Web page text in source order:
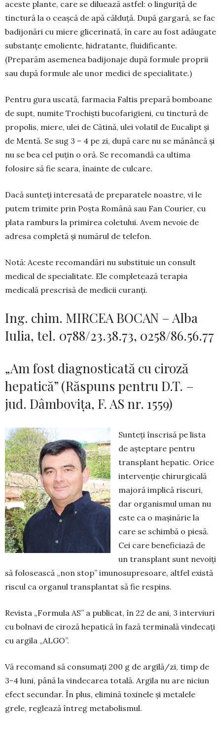
aceste plante, care se diluează astfel: o linguriță de
tinctură la o ceașcă de apă călduță. După gargară, se fac
badijonări cu miere glicerinată, în care au fost adăugate
substanțe emoliente, hidra­tante, fluidificante.
(Preparăm aseme­nea badijonaje după formule proprii
sau după formule ale unor medici de specialitate.)
Pentru gura uscată, farmacia Faltis prepară bom­boane
de supt, numite Trochiști bucofarigieni, cu tinctură de
propolis, miere, ulei de Cătină, ulei volatil de Eucalipt și
de Mentă. Se sug 3 – 4 pe zi, după care nu se mănâncă și
nu se bea cel puțin o oră. Se recomandă ca ultima
folosire să fie seara, înainte de culcare.
Dacă sunteți interesată de preparatele noastre, vi le
putem trimite prin Poșta Română sau Fan Cou­rier, cu
plata ramburs la primirea coletului. Avem nevoie de
adresa completă și numărul de tele­fon.
Notă: Aceste recomandări nu substituie un con­sult
medical de specialitate. Ele completează tera­pia
medicală prescrisă de medicii curanți.
Ing. chim. MIRCEA BOCAN – Alba
Iulia, tel. 0788/23.38.73, 0258/86.56.77
„Am fost diagnosticată cu ciroză
hepatică” (Răspuns pentru D.T. –
jud. Dâmbovița, F. AS nr. 1559)
Sunteți înscrisă pe lista
de așteptare pentru
transplant hepatic. Orice
intervenție chirurgicală
majoră implică riscuri,
dar organismul uman nu
este ca o mașinărie la
care se schimbă o piesă.
Cei care beneficiază de
un transplant sunt nevoiți
să folosească „non stop” imunosupresoare, altfel există
riscul ca organul transplantat să fie respins.
Revista „Formula AS” a publicat, în 22 de ani, 3 interviuri
cu bolnavi de ciroză hepatică în fază terminală vindecați
cu argila „ALGO”.
Vă recomand să consumați 200 g de argilă/zi, timp de
3-4 luni, până la vindecarea totală. Argila nu are niciun
efect secundar. În plus, elimină toxi­ne­le și metalele
grele, reglează întreg metabolismul.